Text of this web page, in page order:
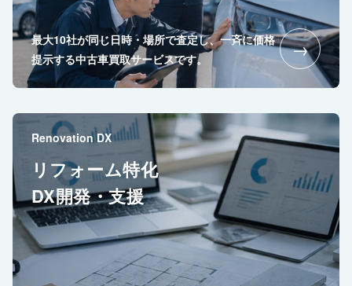
最大10社が同じ日時・場所で査定し、一斉に価格
提示する中古車買取サービスです。
→
Renovation DX
リフォーム特化
DX開発・支援